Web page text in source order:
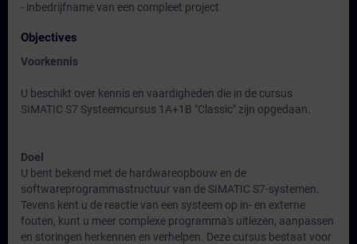
- inbedrijfname van een compleet project
Objectives
Voorkennis
U beschikt over kennis en vaardigheden die in de cursus
SIMATIC S7 Systeemcursus 1A+1B "Classic" zijn opgedaan.
Doel
U bent bekend met de hardwareopbouw en de
softwareprogrammastructuur van de SIMATIC S7-systemen.
Tevens kent u de reactie van een systeem op in- en externe
fouten, kunt u meer complexe programma's uitlezen, aanpassen
en storingen herkennen en verhelpen. Deze cursus bestaat voor